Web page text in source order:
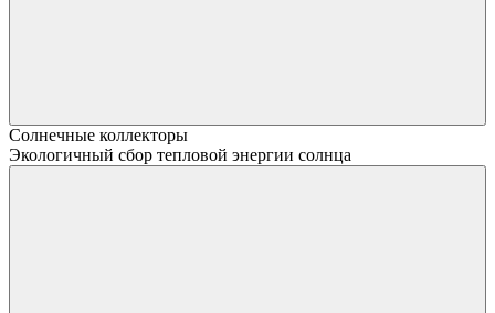
Солнечные коллекторы
Экологичный сбор тепловой энергии солнца